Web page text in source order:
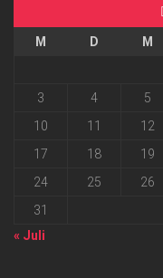
M D M
3
4 5
10
11 12
17
18 19
24
25 26
31
« Juli